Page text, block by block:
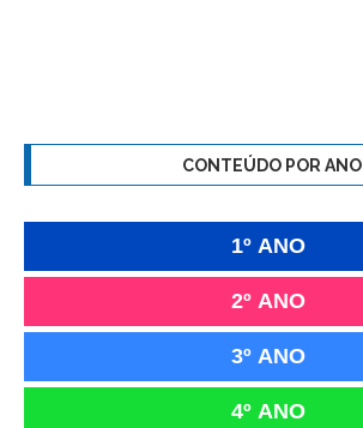
CONTEÚDO POR ANO
1º ANO
2º ANO
3º ANO
4º ANO